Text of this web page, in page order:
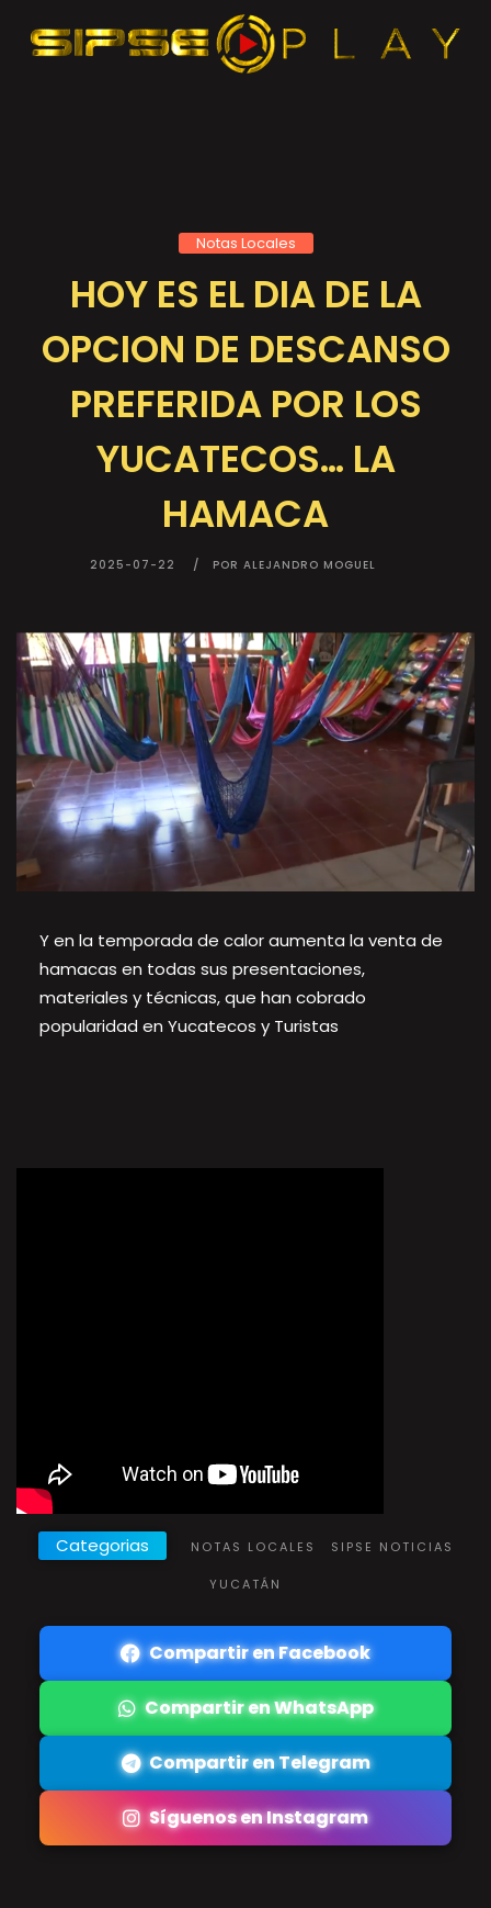
Notas Locales
HOY ES EL DIA DE LA
OPCION DE DESCANSO
PREFERIDA POR LOS
YUCATECOS… LA
HAMACA
2025-07-22 POR ALEJANDRO MOGUEL
Y en la temporada de calor aumenta la venta de
hamacas en todas sus presentaciones,
materiales y técnicas, que han cobrado
popularidad en Yucatecos y Turistas
Categorias NOTAS LOCALES SIPSE NOTICIAS
YUCATÁN
Compartir en Facebook
Compartir en WhatsApp
Compartir en Telegram
Síguenos en Instagram